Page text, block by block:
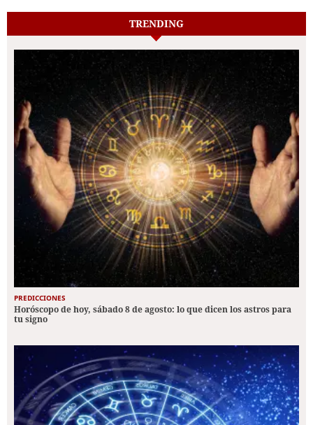
TRENDING
PREDICCIONES
Horóscopo de hoy, sábado 8 de agosto: lo que dicen los astros para
tu signo